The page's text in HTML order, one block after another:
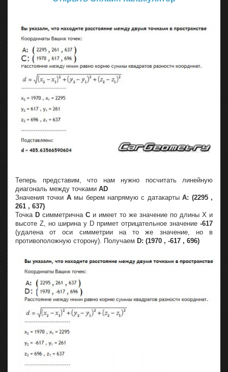
Теперь представим, что нам нужно посчитать линейную
диагональ между точками AD
Значения точки Aмы берем напрямую с датакартыA: (2295 ,
261 , 637)
Точка D симметрична С и имеет то же значение по длины X и
высотe Z, но ширина у D примет отрицательное значение -617
(удалена от оси симметрии на то же значение, но в
противоположную сторону). Получаем D: (1970 , -617 , 696)